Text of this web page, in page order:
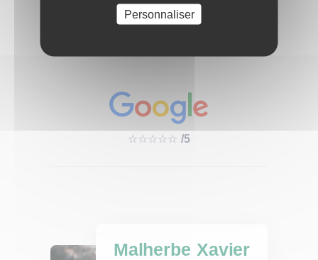
☆☆☆☆☆ /5
Malherbe Xavier
Personnaliser